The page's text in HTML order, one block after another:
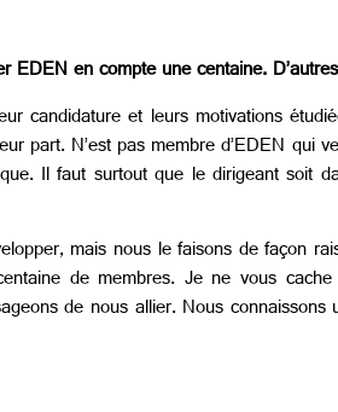
en compte une centaine.
candidature et leurs motivations
part. N’est pas membre d’EDEN
Il faut surtout que le dirigeant
mais nous le faisons de façon
de membres. Je ne vous
de nous allier. Nous